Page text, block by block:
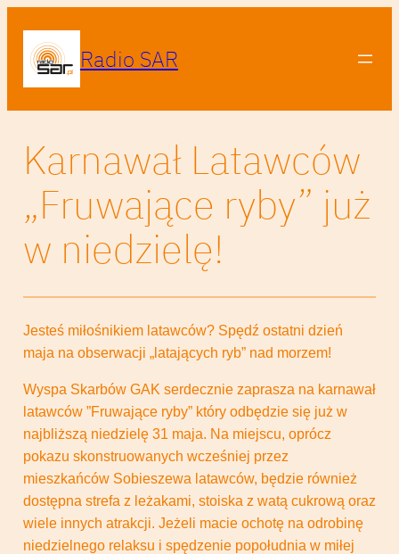
Radio SAR
Karnawał Latawców
„Fruwające ryby” już
w niedzielę!
Jesteś miłośnikiem latawców? Spędź ostatni dzień
maja na obserwacji „latających ryb” nad morzem!
Wyspa Skarbów GAK serdecznie zaprasza na karnawał
latawców ”Fruwające ryby” który odbędzie się już w
najbliższą niedzielę 31 maja. Na miejscu, oprócz
pokazu skonstruowanych wcześniej przez
mieszkańców Sobieszewa latawców, będzie również
dostępna strefa z leżakami, stoiska z watą cukrową oraz
wiele innych atrakcji. Jeżeli macie ochotę na odrobinę
niedzielnego relaksu i spędzenie popołudnia w miłej